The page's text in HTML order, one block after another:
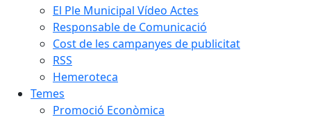
El Ple Municipal Vídeo Actes
Responsable de Comunicació
Cost de les campanyes de publicitat
RSS
Hemeroteca
Temes
Promoció Econòmica